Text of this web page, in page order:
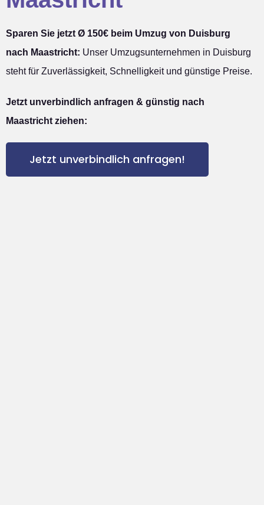
Sparen Sie jetzt Ø 150€ beim Umzug von Duisburg
nach Maastricht: Unser Umzugsunternehmen in Duisburg
steht für Zuverlässigkeit, Schnelligkeit und günstige Preise.
Jetzt unverbindlich anfragen & günstig nach
Maastricht ziehen:
Jetzt unverbindlich anfragen!